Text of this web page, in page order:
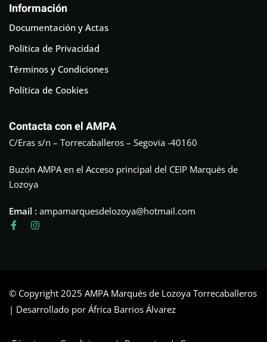
Información
Documentación y Actas
Política de Privacidad
Términos y Condiciones
Política de Cookies
Contacta con el AMPA
C/Eras s/n – Torrecaballeros – Segovia -40160
Buzón AMPA en el Acceso principal del CEIP Marqués de
Lozoya
Email : ampamarquesdelozoya@hotmail.com
© Copyright 2025 AMPA Marqués de Lozoya Torrecaballeros
| Desarrollado por África Barrios Álvarez